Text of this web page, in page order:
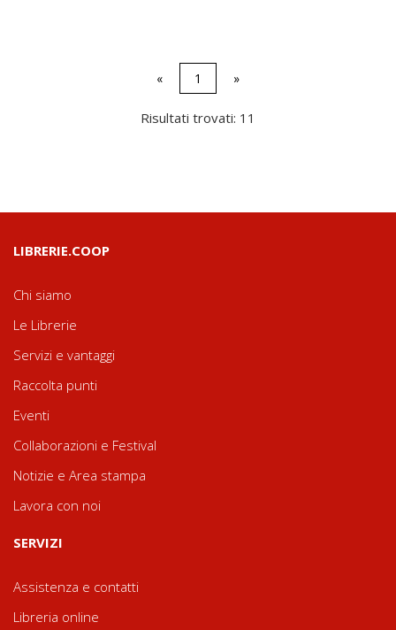
« 1 »
Risultati trovati: 11
LIBRERIE.COOP
Chi siamo
Le Librerie
Servizi e vantaggi
Raccolta punti
Eventi
Collaborazioni e Festival
Notizie e Area stampa
Lavora con noi
SERVIZI
Assistenza e contatti
Libreria online